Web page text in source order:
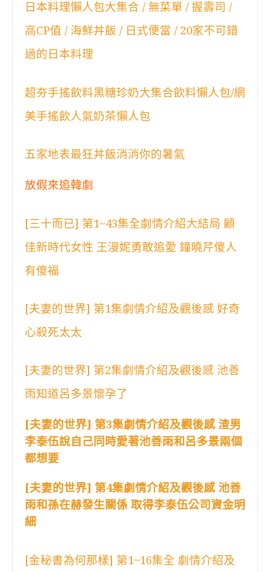
日本料理懶人包大集合 / 無菜單 / 握壽司 /
高CP值 / 海鮮丼飯 / 日式便當 / 20家不可錯
過的日本料理
超夯手搖飲料黑糖珍奶大集合飲料懶人包/網
美手搖飲人氣奶茶懶人包
五家地表最狂丼飯消消你的暑氣
放假來追韓劇
[三十而已] 第1~43集全劇情介紹大結局 顧
佳新時代女性 王漫妮勇敢追愛 鐘曉芹傻人
有傻福
[夫妻的世界] 第1集劇情介紹及觀後感 好奇
心殺死太太
[夫妻的世界] 第2集劇情介紹及觀後感 池善
雨知道呂多景懷孕了
[夫妻的世界] 第3集劇情介紹及觀後感 渣男
李泰伍說自己同時愛著池善雨和呂多景兩個
都想要
[夫妻的世界] 第4集劇情介紹及觀後感 池善
雨和孫在赫發生關係 取得李泰伍公司資金明
細
[金秘書為何那樣] 第1~16集全 劇情介紹及